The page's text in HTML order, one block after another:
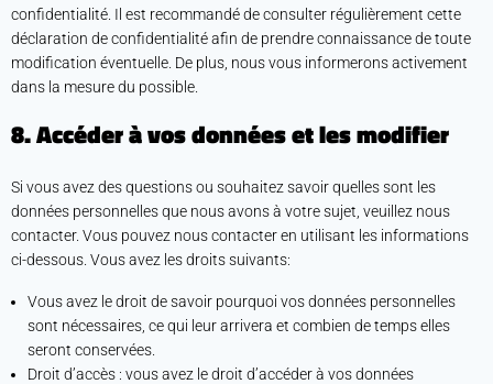
confidentialité. Il est recommandé de consulter régulièrement cette
déclaration de confidentialité afin de prendre connaissance de toute
modification éventuelle. De plus, nous vous informerons activement
dans la mesure du possible.
8. Accéder à vos données et les modifier
Si vous avez des questions ou souhaitez savoir quelles sont les
données personnelles que nous avons à votre sujet, veuillez nous
contacter. Vous pouvez nous contacter en utilisant les informations
ci-dessous. Vous avez les droits suivants:
Vous avez le droit de savoir pourquoi vos données personnelles
sont nécessaires, ce qui leur arrivera et combien de temps elles
seront conservées.
Droit d’accès : vous avez le droit d’accéder à vos données